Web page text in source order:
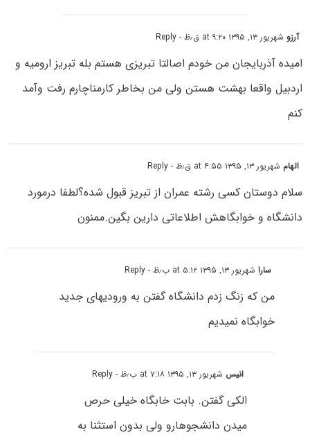
آرزوشهریور ۱۳, ۱۳۹۵ at ۹:۲۰ ق٫ظ - Reply
امیده آذربایجان من خودم اصالتا تبریزی هستم بله تبریز ارومیه و
اردبیل واقعا بهشت هستن ولی من بخاطر کارمناچارم رفت وآمد
کنم
الهام شهریور ۱۳, ۱۳۹۵ at ۴:۵۵ ق٫ظ - Reply
سلام دوستان کسی رشته عمران از تبریز قبول شده؟لطفا درمورد
دانشگاه و خوابگاهش اطلاعاتی دارین بگین.ممنون
ساراشهریور ۱۳, ۱۳۹۵ at ۵:۱۲ ب٫ظ - Reply
من که زنگ زدم دانشگاه گفتن به ورودیهای جدید
خوابگاه نمیدیم
انیس شهریور ۱۳, ۱۳۹۵ at ۷:۱۸ ب٫ظ - Reply
الکی گفتن. بابت خابگاه خیلی حرص
میدن دانشجوهارو ولی بدون استثنا به